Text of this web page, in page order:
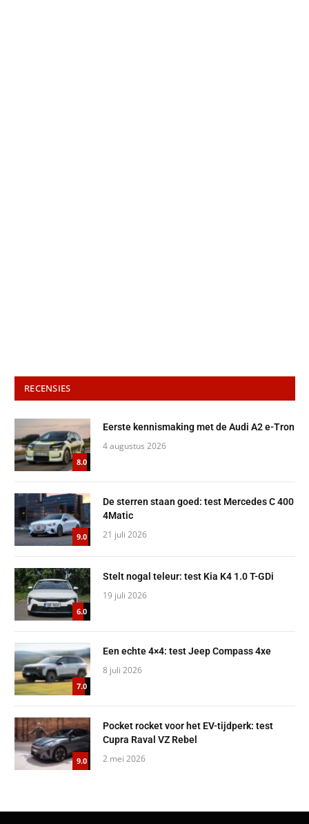
RECENSIES
8.0
Eerste kennismaking met de Audi A2 e-Tron
4 augustus 2026
9.0
De sterren staan goed: test Mercedes C 400
4Matic
21 juli 2026
6.0
Stelt nogal teleur: test Kia K4 1.0 T-GDi
19 juli 2026
7.0
Een echte 4×4: test Jeep Compass 4xe
8 juli 2026
9.0
Pocket rocket voor het EV-tijdperk: test
Cupra Raval VZ Rebel
2 mei 2026